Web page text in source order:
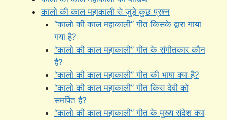
कालो की काल महाकाली से जुड़े कुछ प्रश्न
“कालो की काल महाकाली” गीत किसके द्वारा गाया
गया है?
“कालो की काल महाकाली” गीत के संगीतकार कौन
है?
“कालो की काल महाकाली” गीत की भाषा क्या है?
“कालो की काल महाकाली” गीत किस देवी को
समर्पित है?
“कालो की काल महाकाली” गीत के मुख्य संदेश क्या